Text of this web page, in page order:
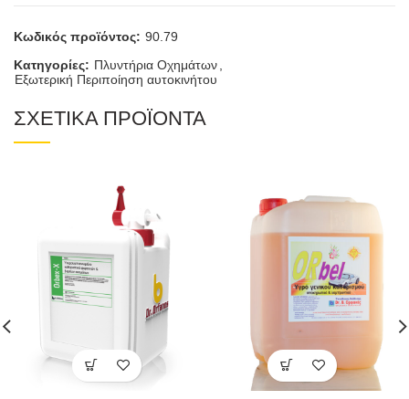
Κωδικός προϊόντος: 90.79
Κατηγορίες: Πλυντήρια Οχημάτων
Εξωτερική Περιποίηση αυτοκινήτου
ΣΧΕΤΙΚΑ ΠΡΟΪΟΝΤΑ